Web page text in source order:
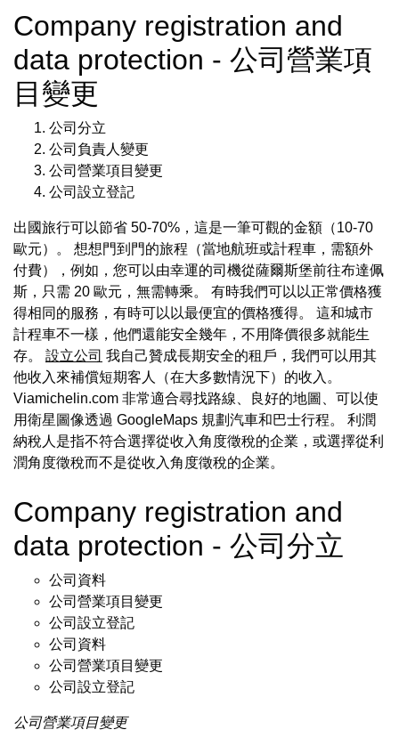
Company registration and
data protection - 公司營業項
目變更
公司分立
公司負責人變更
公司營業項目變更
公司設立登記
出國旅行可以節省 50-70%，這是一筆可觀的金額（10-70
歐元）。 想想門到門的旅程（當地航班或計程車，需額外
付費），例如，您可以由幸運的司機從薩爾斯堡前往布達佩
斯，只需 20 歐元，無需轉乘。 有時我們可以以正常價格獲
得相同的服務，有時可以以最便宜的價格獲得。 這和城市
計程車不一樣，他們還能安全幾年，不用降價很多就能生
存。 設立公司 我自己贊成長期安全的租戶，我們可以用其
他收入來補償短期客人（在大多數情況下）的收入。
Viamichelin.com 非常適合尋找路線、良好的地圖、可以使
用衛星圖像透過 GoogleMaps 規劃汽車和巴士行程。 利潤
納稅人是指不符合選擇從收入角度徵稅的企業，或選擇從利
潤角度徵稅而不是從收入角度徵稅的企業。
Company registration and
data protection - 公司分立
公司資料
公司營業項目變更
公司設立登記
公司資料
公司營業項目變更
公司設立登記
公司營業項目變更